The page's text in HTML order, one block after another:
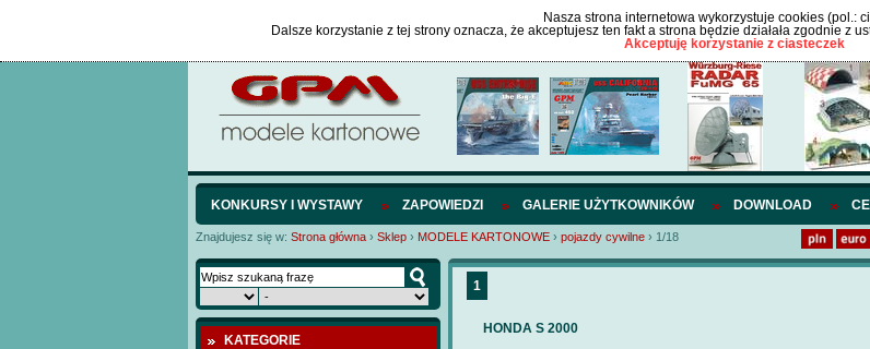
Nasza strona internetowa wykorzystuje cookies (pol.:
Dalsze korzystanie z tej strony oznacza, że akceptujesz ten fakt a strona będzie działała zgodnie z
Akceptuję korzystanie z ciasteczek
KONKURSY I WYSTAWY ZAPOWIEDZI GALERIE UŻYTKOWNIKÓW DOWNLOAD
Znajdujesz się w: Strona główna › Sklep › MODELE KARTONOWE › pojazdy cywilne › 1/18
KATEGORIE
1
HONDA S 2000